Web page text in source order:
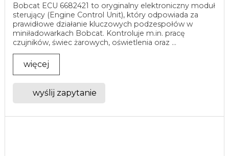
Bobcat ECU 6682421 to oryginalny elektroniczny moduł
sterujący (Engine Control Unit), który odpowiada za
prawidłowe działanie kluczowych podzespołów w
miniładowarkach Bobcat. Kontroluje m.in. pracę
czujników, świec żarowych, oświetlenia oraz ...
więcej
wyślij zapytanie